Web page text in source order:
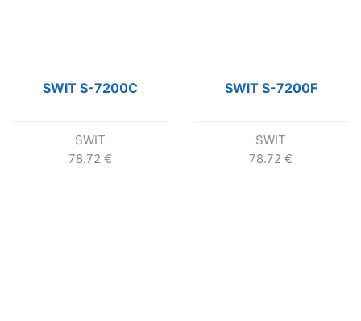
SWIT S-7200C
SWIT
78.72 €
SWIT S-7200F
SWIT
78.72 €